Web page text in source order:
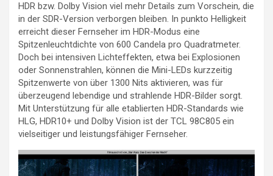
HDR bzw. Dolby Vision viel mehr Details zum Vorschein, die
in der SDR-Version verborgen bleiben. In punkto Helligkeit
erreicht dieser Fernseher im HDR-Modus eine
Spitzenleuchtdichte von 600 Candela pro Quadratmeter.
Doch bei intensiven Lichteffekten, etwa bei Explosionen
oder Sonnenstrahlen, können die Mini-LEDs kurzzeitig
Spitzenwerte von über 1300 Nits aktivieren, was für
überzeugend lebendige und strahlende HDR-Bilder sorgt.
Mit Unterstützung für alle etablierten HDR-Standards wie
HLG, HDR10+ und Dolby Vision ist der TCL 98C805 ein
vielseitiger und leistungsfähiger Fernseher.